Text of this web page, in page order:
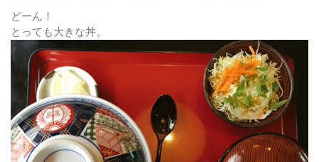
どーん！
とっても大きな丼。